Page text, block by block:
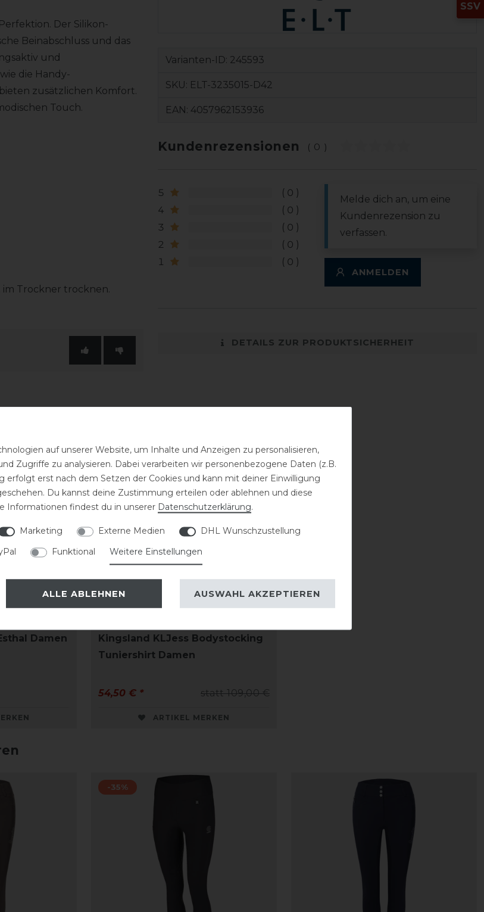
Der Silikon-
Beinabschluss und das
und
die Handy-
zusätzlichen Komfort.
Touch.
im Trockner trocknen.
Varianten-ID: 245593
SKU: ELT-3235015-D42
EAN: 4057962153936
Kundenrezensionen (0)
5
0
4
0
3
0
2
0
1
0
Melde dich an, um eine
Kundenrezension zu
verfassen.
ANMELDEN
DETAILS ZUR PRODUKTSICHERHEIT
Damen
-50%
Kingsland KLJess Bodystocking
Tuniershirt Damen
statt 109,00 €
54,50 € *
ARTIKEL MERKEN
-35%
SSV
auf unserer Website, um Inhalte und Anzeigen zu personalisieren,
Zugriffe zu analysieren. Dabei verarbeiten wir personenbezogene Daten (z.B.
erfolgt erst nach dem Setzen der Cookies und kann mit deiner Einwilligung
Du kannst deine Zustimmung erteilen oder ablehnen und diese
Informationen findest du in unserer Daten­schutz­erklärung.
Marketing Externe Medien
DHL Wunschzustellung
Funktional Weitere Einstellungen
ALLE ABLEHNEN AUSWAHL AKZEPTIEREN